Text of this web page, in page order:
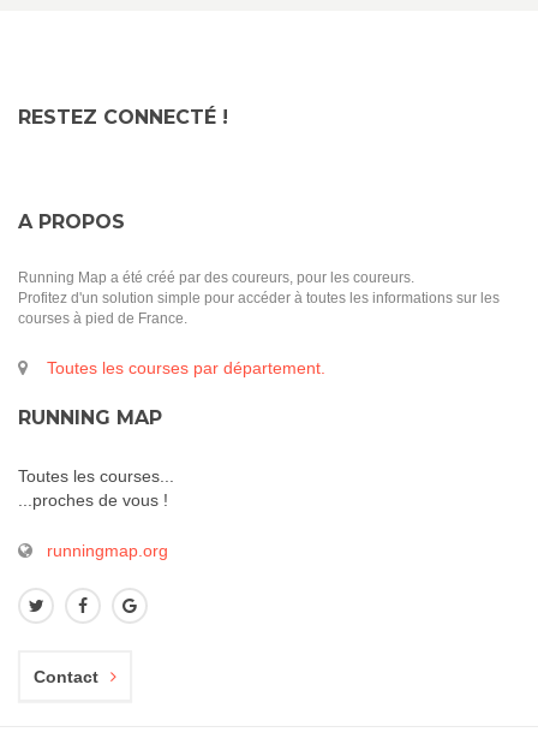
RESTEZ CONNECTÉ !
A PROPOS
Running Map a été créé par des coureurs, pour les coureurs.
Profitez d'un solution simple pour accéder à toutes les informations sur les
courses à pied de France.
Toutes les courses par département.
RUNNING MAP
Toutes les courses...
...proches de vous !
runningmap.org
Contact